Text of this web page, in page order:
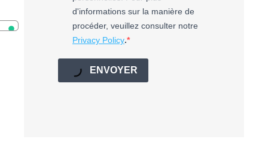
d'informations sur la manière de
procéder, veuillez consulter notre
Privacy Policy.
ENVOYER